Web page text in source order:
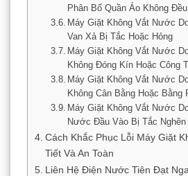
Phân Bố Quần Áo Không Đều
Máy Giặt Không Vắt Nước
Van Xả Bị Tắc Hoặc Hỏng
Máy Giặt Không Vắt Nước
Không Đóng Kín Hoặc Công
Máy Giặt Không Vắt Nước
Không Cân Bằng Hoặc Bằng
Máy Giặt Không Vắt Nước
Nước Đầu Vào Bị Tắc Nghẽn
Cách Khắc Phục Lỗi Máy Giặt
Tiết Và An Toàn
Liên Hệ Điện Nước Tiên Đạt